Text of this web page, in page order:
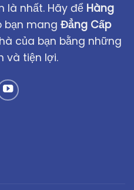
là nhất. Hãy để Hàng
bạn mang Đẳng Cấp
của bạn bằng những
và tiện lợi.